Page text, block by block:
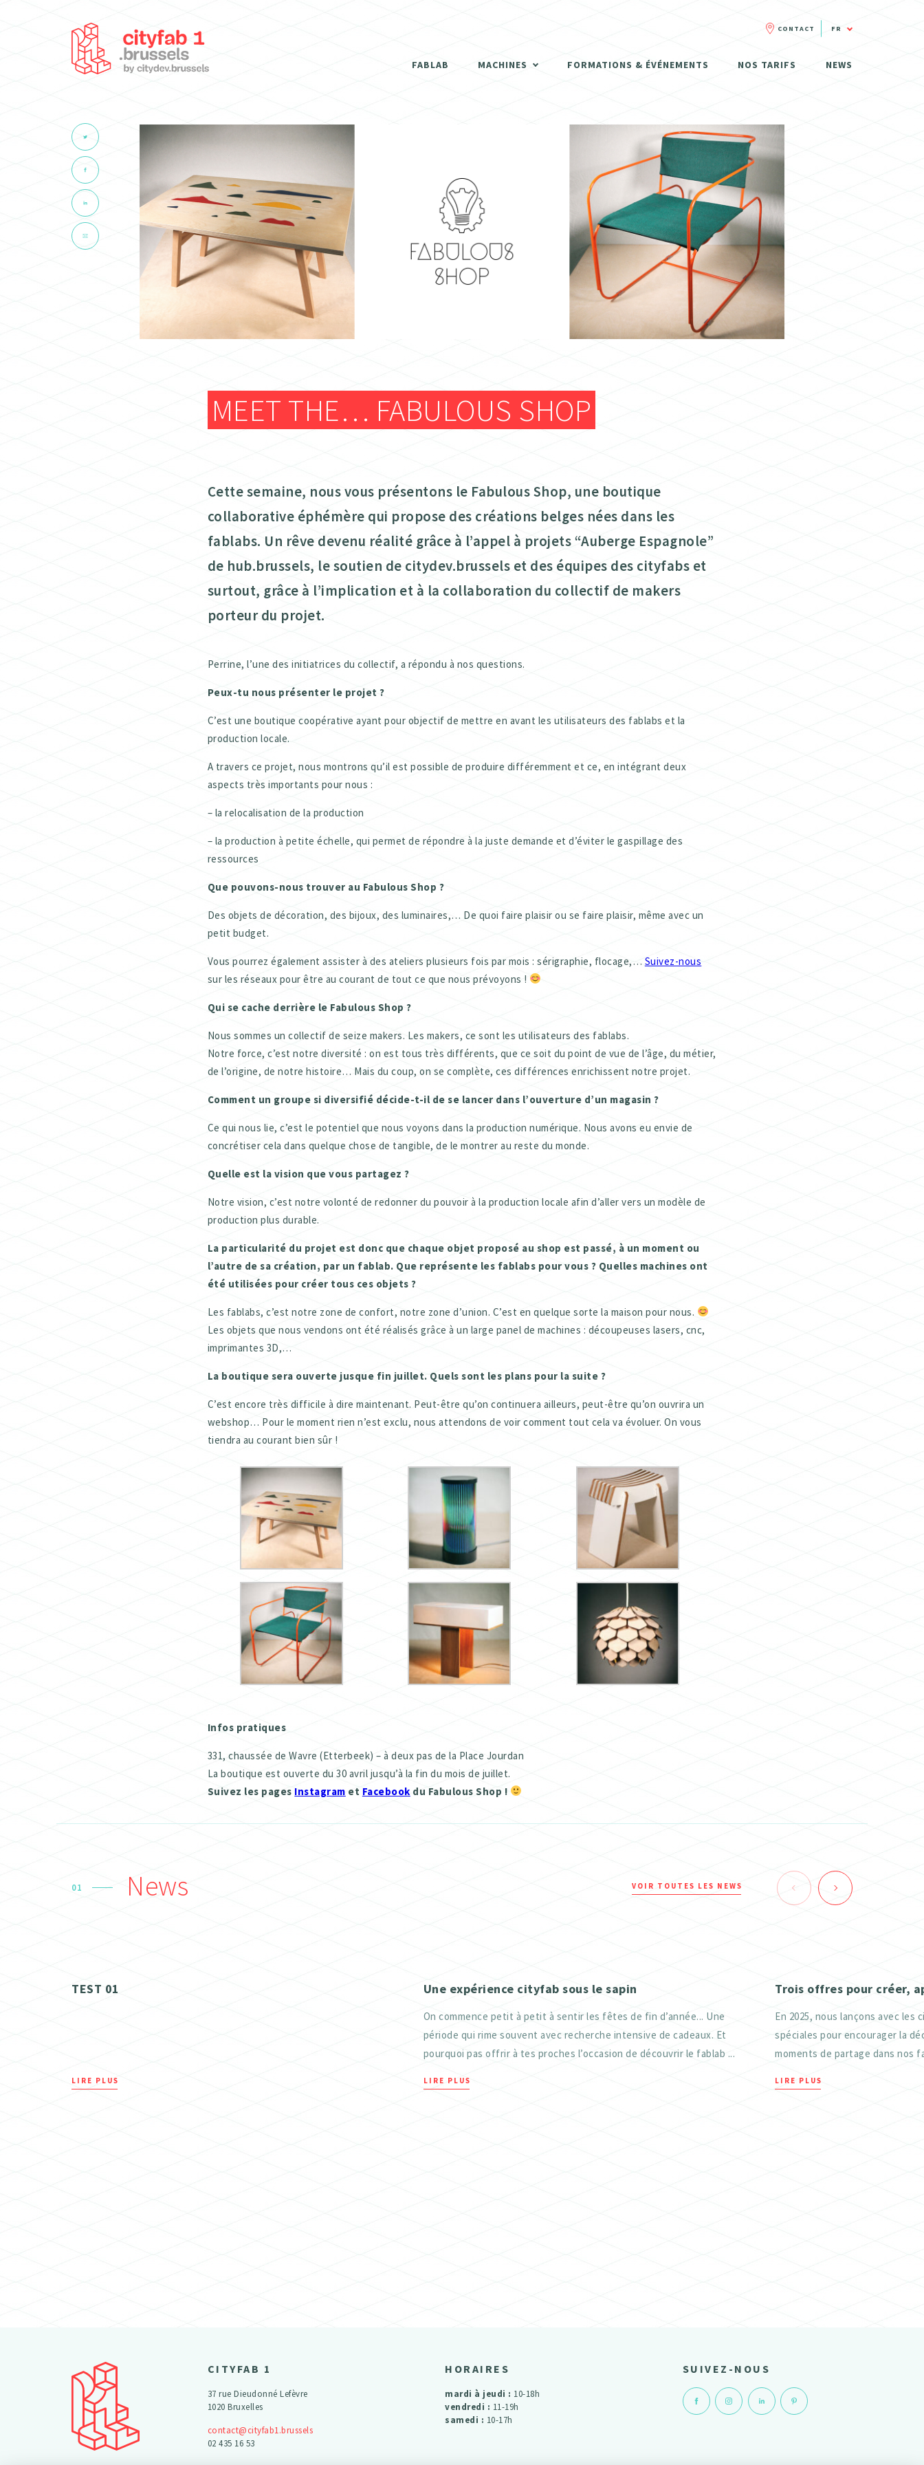
FABLAB MACHINES
DÉCOUPEUSES LASER
ATELIER BOIS
FRAISEUSES NUMERIQUES (CNC)
ATELIER TEXTILE
FORMATIONS & ÉVÉNEMENTS NOS TARIFS NEWS
CONTACT FR
ATELIER BOIS
FRAISEUSES NUMERIQUES (CNC)
ELECTRONIQUE
MEET THE… FABULOUS SHOP
Cette semaine, nous vous présentons le Fabulous Shop, une boutique
collaborative éphémère qui propose des créations belges nées dans les
fablabs. Un rêve devenu réalité grâce à l’appel à projets “Auberge Espagnole”
de hub.brussels, le soutien de citydev.brussels et des équipes des cityfabs et
surtout, grâce à l’implication et à la collaboration du collectif de makers
porteur du projet.
Perrine, l’une des initiatrices du collectif, a répondu à nos questions.
Peux-tu nous présenter le projet ?
C’est une boutique coopérative ayant pour objectif de mettre en avant les utilisateurs des fablabs et la
production locale.
A travers ce projet, nous montrons qu’il est possible de produire différemment et ce, en intégrant deux
aspects très importants pour nous :
– la relocalisation de la production
– la production à petite échelle, qui permet de répondre à la juste demande et d’éviter le gaspillage des
ressources
Que pouvons-nous trouver au Fabulous Shop ?
Des objets de décoration, des bijoux, des luminaires,… De quoi faire plaisir ou se faire plaisir, même avec un
petit budget.
Vous pourrez également assister à des ateliers plusieurs fois par mois : sérigraphie, flocage,… Suivez-nous
sur les réseaux pour être au courant de tout ce que nous prévoyons !
Qui se cache derrière le Fabulous Shop ?
Nous sommes un collectif de seize makers. Les makers, ce sont les utilisateurs des fablabs.
Notre force, c’est notre diversité : on est tous très différents, que ce soit du point de vue de l’âge, du métier,
de l’origine, de notre histoire… Mais du coup, on se complète, ces différences enrichissent notre projet.
Comment un groupe si diversifié décide-t-il de se lancer dans l’ouverture d’un magasin ?
Ce qui nous lie, c’est le potentiel que nous voyons dans la production numérique. Nous avons eu envie de
concrétiser cela dans quelque chose de tangible, de le montrer au reste du monde.
Quelle est la vision que vous partagez ?
Notre vision, c’est notre volonté de redonner du pouvoir à la production locale afin d’aller vers un modèle de
production plus durable.
La particularité du projet est donc que chaque objet proposé au shop est passé, à un moment ou
l’autre de sa création, par un fablab. Que représente les fablabs pour vous ? Quelles machines ont
été utilisées pour créer tous ces objets ?
Les fablabs, c’est notre zone de confort, notre zone d’union. C’est en quelque sorte la maison pour nous.
Les objets que nous vendons ont été réalisés grâce à un large panel de machines : découpeuses lasers, cnc,
imprimantes 3D,…
La boutique sera ouverte jusque fin juillet. Quels sont les plans pour la suite ?
C’est encore très difficile à dire maintenant. Peut-être qu’on continuera ailleurs, peut-être qu’on ouvrira un
webshop… Pour le moment rien n’est exclu, nous attendons de voir comment tout cela va évoluer. On vous
tiendra au courant bien sûr !
Infos pratiques
331, chaussée de Wavre (Etterbeek) – à deux pas de la Place Jourdan
La boutique est ouverte du 30 avril jusqu’à la fin du mois de juillet.
Suivez les pages Instagram et Facebook du Fabulous Shop !
01 News VOIR TOUTES LES NEWS
TEST 01
LIRE PLUS
Une expérience cityfab sous le sapin
On commence petit à petit à sentir les fêtes de fin d’année... Une
période qui rime souvent avec recherche intensive de cadeaux. Et
pourquoi pas offrir à tes proches l’occasion de découvrir le fablab ...
LIRE PLUS
Trois offres pour créer,
En 2025, nous lançons avec
spéciales pour encourager la
moments de partage dans nos
LIRE PLUS
CITYFAB 1
37 rue Dieudonné Lefèvre
1020 Bruxelles
contact@cityfab1.brussels
02 435 16 53
HORAIRES
mardi à jeudi : 10-18h
vendredi : 11-19h
samedi : 10-17h
SUIVEZ-NOUS